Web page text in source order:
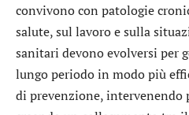
convivono con patologie
salute, sul lavoro e sulla
sanitari devono evolversi per
lungo periodo in modo più
di prevenzione, intervenendo